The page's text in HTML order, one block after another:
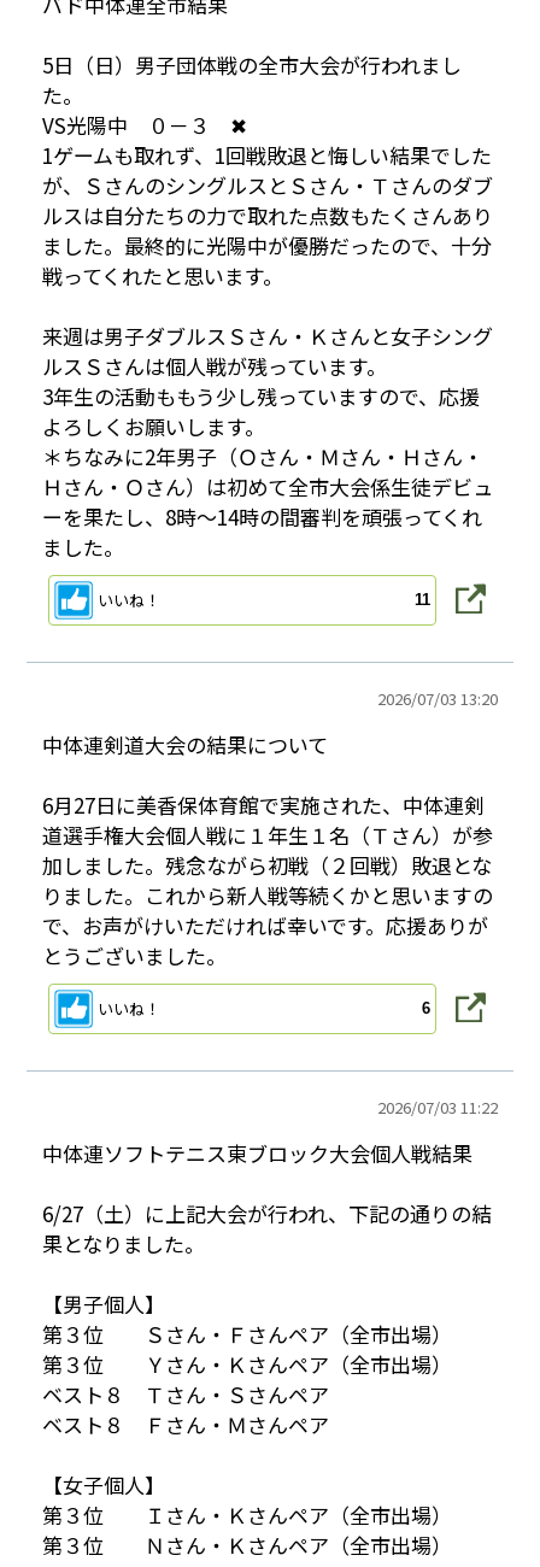
5日（日）男子団体戦の全市大会が行われまし
た。
VS光陽中 ０－３ ✖
1ゲームも取れず、1回戦敗退と悔しい結果でした
が、ＳさんのシングルスとＳさん・Ｔさんのダブ
ルスは自分たちの力で取れた点数もたくさんあり
ました。最終的に光陽中が優勝だったので、十分
戦ってくれたと思います。
来週は男子ダブルスＳさん・Ｋさんと女子シング
ルスＳさんは個人戦が残っています。
3年生の活動ももう少し残っていますので、応援
よろしくお願いします。
＊ちなみに2年男子（Ｏさん・Ｍさん・Ｈさん・
Ｈさん・Ｏさん）は初めて全市大会係生徒デビュ
ーを果たし、8時～14時の間審判を頑張ってくれ
ました。
いいね！ 11
2026/07/03 13:20
中体連剣道大会の結果について
6月27日に美香保体育館で実施された、中体連剣
道選手権大会個人戦に１年生１名（Ｔさん）が参
加しました。残念ながら初戦（２回戦）敗退とな
りました。これから新人戦等続くかと思いますの
で、お声がけいただければ幸いです。応援ありが
とうございました。
いいね！ 6
2026/07/03 11:22
中体連ソフトテニス東ブロック大会個人戦結果
6/27（土）に上記大会が行われ、下記の通りの結
果となりました。
【男子個人】
第３位 Ｓさん・Ｆさんペア（全市出場）
第３位 Ｙさん・Ｋさんペア（全市出場）
ベスト８ Ｔさん・Ｓさんペア
ベスト８ Ｆさん・Ｍさんペア
【女子個人】
第３位 Ｉさん・Ｋさんペア（全市出場）
第３位 Ｎさん・Ｋさんペア（全市出場）